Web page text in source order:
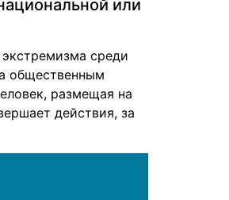
или
среди
общественным
размещая на
действия, за